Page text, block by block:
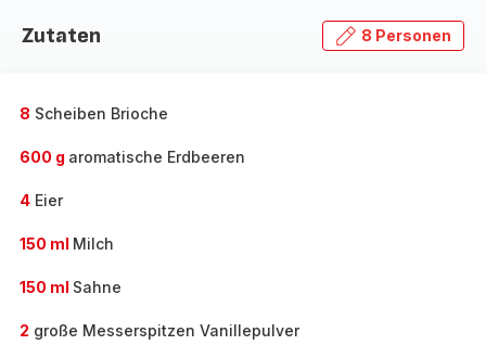
Zutaten 8 Personen
8 Scheiben Brioche
600 g aromatische Erdbeeren
4 Eier
150 ml Milch
150 ml Sahne
2 große Messerspitzen Vanillepulver